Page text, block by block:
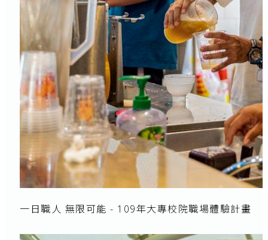
一日職人 無限可能 - 109年大專校院職場體驗計畫